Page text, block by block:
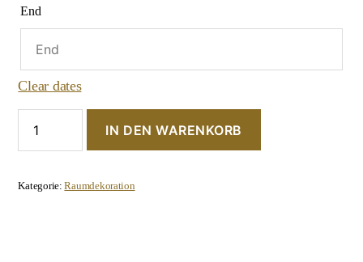
End
Clear dates
"Eukalyptus"
IN DEN WARENKORB
Kategorie:Raumdekoration